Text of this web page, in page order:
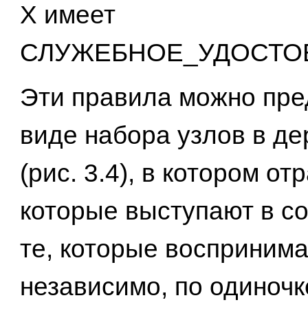
X имеет
Эти правила можно
виде набора узлов в
(рис. 3.4), в котором
которые выступают в
те, которые
независимо, по